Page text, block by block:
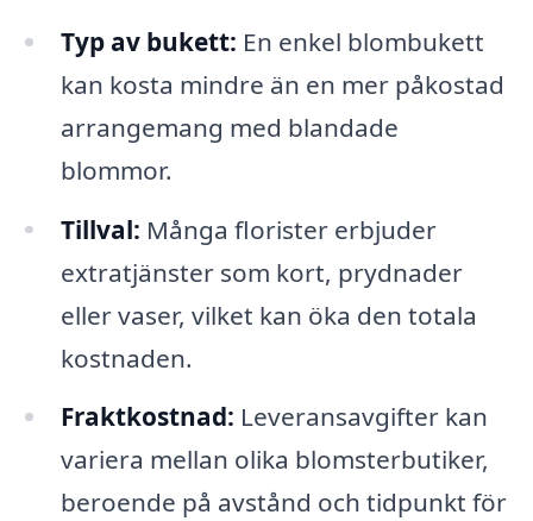
Typ av bukett: En enkel blombukett
kan kosta mindre än en mer påkostad
arrangemang med blandade
blommor.
Tillval: Många florister erbjuder
extratjänster som kort, prydnader
eller vaser, vilket kan öka den totala
kostnaden.
Fraktkostnad: Leveransavgifter kan
variera mellan olika blomsterbutiker,
beroende på avstånd och tidpunkt för